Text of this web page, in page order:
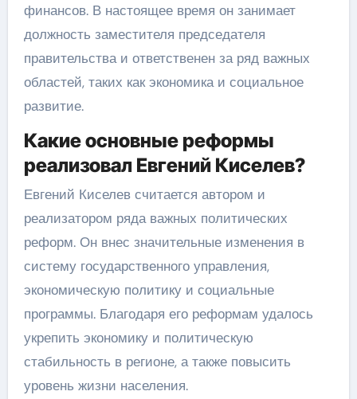
финансов. В настоящее время он занимает
должность заместителя председателя
правительства и ответственен за ряд важных
областей, таких как экономика и социальное
развитие.
Какие основные реформы
реализовал Евгений Киселев?
Евгений Киселев считается автором и
реализатором ряда важных политических
реформ. Он внес значительные изменения в
систему государственного управления,
экономическую политику и социальные
программы. Благодаря его реформам удалось
укрепить экономику и политическую
стабильность в регионе, а также повысить
уровень жизни населения.